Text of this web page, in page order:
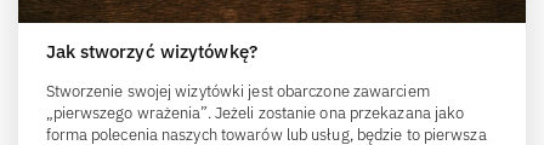
Jak stworzyć wizytówkę?
Stworzenie swojej wizytówki jest obarczone zawarciem
„pierwszego wrażenia”. Jeżeli zostanie ona przekazana jako
forma polecenia naszych towarów lub usług, będzie to pierwsza